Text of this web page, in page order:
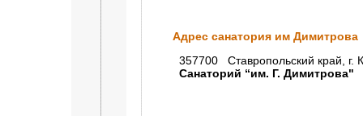
Адрес санатория им Димитрова
357700 Ставропольский край, г.
Санаторий “им. Г. Димитрова"